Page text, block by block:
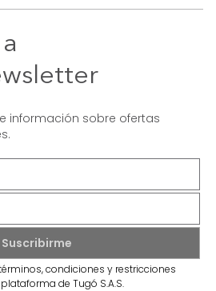
información sobre ofertas
condiciones y restricciones
de Tugó S.A.S.